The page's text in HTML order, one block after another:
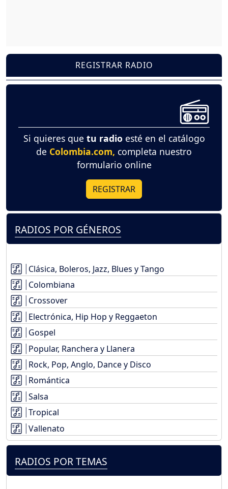
REGISTRAR RADIO
Si quieres que tu radio esté en el catálogo
de Colombia.com, completa nuestro
formulario online
REGISTRAR
RADIOS POR GÉNEROS
Clásica, Boleros, Jazz, Blues y Tango
Colombiana
Crossover
Electrónica, Hip Hop y Reggaeton
Gospel
Popular, Ranchera y Llanera
Rock, Pop, Anglo, Dance y Disco
Romántica
Salsa
Tropical
Vallenato
RADIOS POR TEMAS